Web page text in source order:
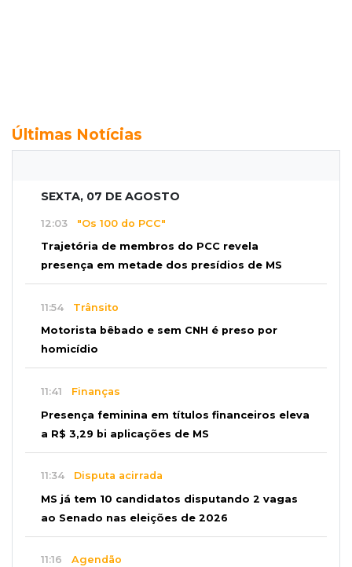
Últimas Notícias
SEXTA, 07 DE AGOSTO
12:03 "Os 100 do PCC"
Trajetória de membros do PCC revela
presença em metade dos presídios de MS
11:54 Trânsito
Motorista bêbado e sem CNH é preso por
homicídio
11:41 Finanças
Presença feminina em títulos financeiros eleva
a R$ 3,29 bi aplicações de MS
11:34 Disputa acirrada
MS já tem 10 candidatos disputando 2 vagas
ao Senado nas eleições de 2026
11:16 Agendão